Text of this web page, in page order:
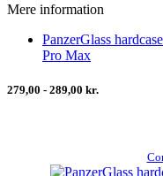
Mere information
PanzerGlass
Pro Max
279,00 - 289,00 kr.